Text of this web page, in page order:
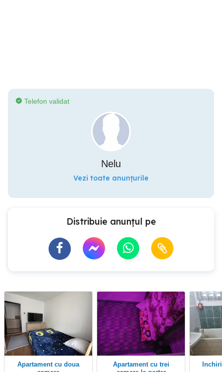
Telefon validat
Nelu
Vezi toate anunțurile
Distribuie anunțul pe
Apartament cu doua
Apartament cu trei